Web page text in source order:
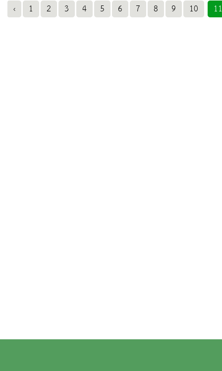
‹ 1 2 3 4 5 6 7 8 9 10 11